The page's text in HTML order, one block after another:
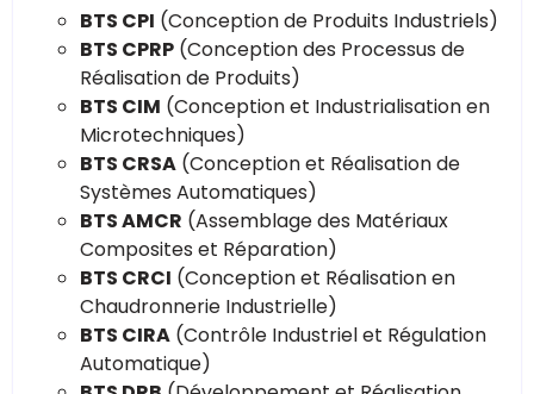
BTS CPI (Conception de Produits Industriels)
BTS CPRP (Conception des Processus de
Réalisation de Produits)
BTS CIM (Conception et Industrialisation en
Microtechniques)
BTS CRSA (Conception et Réalisation de
Systèmes Automatiques)
BTS AMCR (Assemblage des Matériaux
Composites et Réparation)
BTS CRCI (Conception et Réalisation en
Chaudronnerie Industrielle)
BTS CIRA (Contrôle Industriel et Régulation
Automatique)